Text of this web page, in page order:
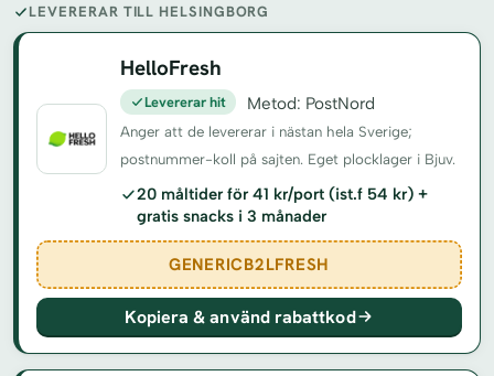
LEVERERAR TILL HELSINGBORG
HelloFresh
Levererar hit Metod: PostNord
Anger att de levererar i nästan hela Sverige;
postnummer-koll på sajten. Eget plocklager i Bjuv.
20 måltider för 41 kr/port (ist.f 54 kr) +
gratis snacks i 3 månader
GENERICB2LFRESH
Kopiera & använd rabattkod